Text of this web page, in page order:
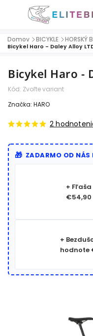
Domov / BICYKLE / HORSKÝ
Bicykel Haro - Daley Alloy
Bicykel Haro -
Kód: Zvoľte variant
2
ZADARMO OD NÁS
+
€54,90
+
hodnote
Značka: HARO